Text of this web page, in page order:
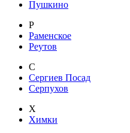
Пушкино
Р
Раменское
Реутов
С
Сергиев Посад
Серпухов
Х
Химки